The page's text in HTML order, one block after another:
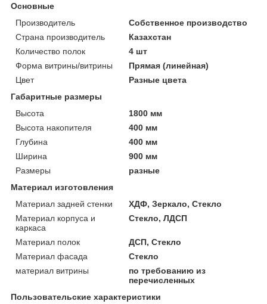
Основные
Производитель
Собственное производство
Страна производитель
Казахстан
Количество полок
4 шт
Форма витрины/витрины
Прямая (линейная)
Цвет
Разные цвета
Габаритные размеры
Высота
1800 мм
Высота накопителя
400 мм
Глубина
400 мм
Ширина
900 мм
Размеры
разные
Материал изготовления
Материал задней стенки
ХДФ, Зеркало, Стекло
Материал корпуса и
каркаса
Стекло, ЛДСП
Материал полок
ДСП, Стекло
Материал фасада
Стекло
материал витрины
по требованию из
перечисленных
Пользовательские характеристики